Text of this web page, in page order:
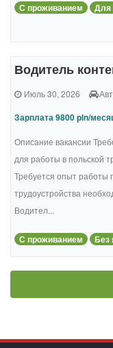
С проживанием Для
Водитель
Июль 30, 2026
Зарплата 9800 pln/
Описание вакансии
для работы в польской
Требуется опыт работы
трудоустройства
Водител...
С проживанием Без